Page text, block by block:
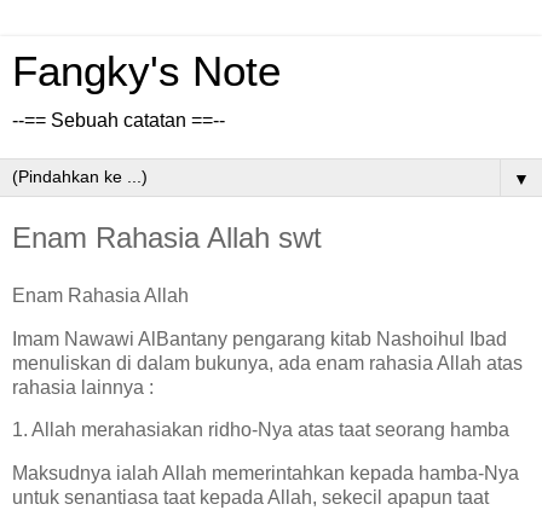
Fangky's Note
--== Sebuah catatan ==--
▼
Enam Rahasia Allah swt
Enam Rahasia Allah
Imam Nawawi AlBantany pengarang kitab Nashoihul Ibad
menuliskan di dalam bukunya, ada enam rahasia Allah atas
rahasia lainnya :
1. Allah merahasiakan ridho-Nya atas taat seorang hamba
Maksudnya ialah Allah memerintahkan kepada hamba-Nya
untuk senantiasa taat kepada Allah, sekecil apapun taat